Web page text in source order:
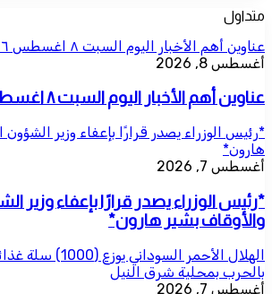
متداول
عناوين أهم الأخبار اليوم السبت ٨ اغسطس ٢٠٢٦م
أغسطس 8, 2026
عناوين أهم الأخبار اليوم السبت ٨ اغسطس ٢٠٢٦م
*رئيس الوزراء يصدر قرارًا بإعفاء وزير الشؤون
هارون*
أغسطس 7, 2026
*رئيس الوزراء يصدر قرارًا بإعفاء وزير
والأوقاف بشير هارون*
الهلال الأحمر
بالحرب بمحلية شرق النيل
أغسطس 7, 2026